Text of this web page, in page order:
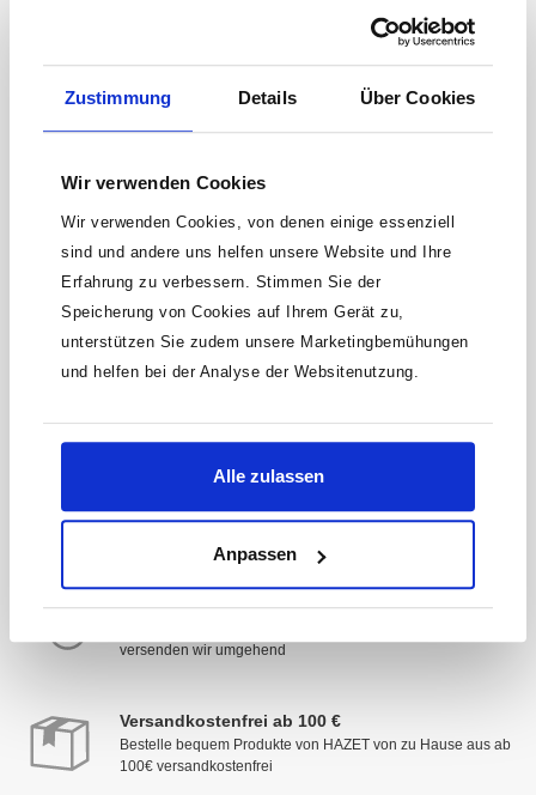
Zustimmung Details Über Cookies
Wir verwenden Cookies
Wir verwenden Cookies, von denen einige essenziell
sind und andere uns helfen unsere Website und Ihre
Erfahrung zu verbessern. Stimmen Sie der
Speicherung von Cookies auf Ihrem Gerät zu,
unterstützen Sie zudem unsere Marketingbemühungen
und helfen bei der Analyse der Websitenutzung.
Alle zulassen
Anpassen
Newsletter und erhalte Informationen zu
Aktionen und Rabatten frühzeitig. Sichere dir
nächsten Einkauf.
Adresse*
anmelden
* Der Gutschein ist ab einem Warenwert von 200 €
einlösbar. Mit der Anmeldung akzeptierst du unsere
behandelt.
Schnelle Lieferung
versenden wir umgehend
Versandkostenfrei ab 100 €
Bestelle bequem Produkte von HAZET von zu Hause aus ab
100€ versandkostenfrei